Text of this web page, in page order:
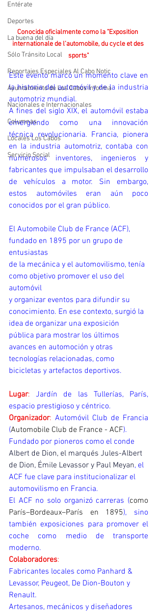
Entérate
Deportes
La buena del día
Sólo Tránsito Local
Reportajes Especiales Al Cabo Notic
Ayuntamiento de Los Cabos Informa
Nacionales e Internacionales
Columnas
Locales Los Cabos
Servicio Social
Conocida oficialmente como la "Exposition
internationale de l’automobile, du cycle et des
sports"
Este evento marcó un momento clave en
la historia del automóvil y de la industria
automotriz mundial.
A fines del siglo XIX, el automóvil estaba
emergiendo como una innovación
técnica revolucionaria. Francia, pionera
en la industria automotriz, contaba con
numerosos inventores, ingenieros y
fabricantes que impulsaban el desarrollo
de vehículos a motor. Sin embargo,
estos automóviles eran aún poco
conocidos por el gran público.
El Automobile Club de France (ACF),
fundado en 1895 por un grupo de
entusiastas
de la mecánica y el automovilismo, tenía
como objetivo promover el uso del
automóvil
y organizar eventos para difundir su
conocimiento. En ese contexto, surgió la
idea de organizar una exposición
pública para mostrar los últimos
avances en automoción y otras
tecnologías relacionadas, como
bicicletas y artefactos deportivos.
Lugar: Jardín de las Tullerías, París,
espacio prestigioso y céntrico.
Organizador: Automóvil Club de Francia
(Automobile Club de France - ACF).
Fundado por pioneros como el conde
Albert de Dion, el marqués Jules-Albert
de Dion, Émile Levassor y Paul Meyan, el
ACF fue clave para institucionalizar el
automovilismo en Francia.
El ACF no solo organizó carreras (como
París–Bordeaux–París en 1895), sino
también exposiciones para promover el
coche como medio de transporte
moderno.
Colaboradores:
Fabricantes locales como Panhard &
Levassor, Peugeot, De Dion-Bouton y
Renault.
Artesanos, mecánicos y diseñadores